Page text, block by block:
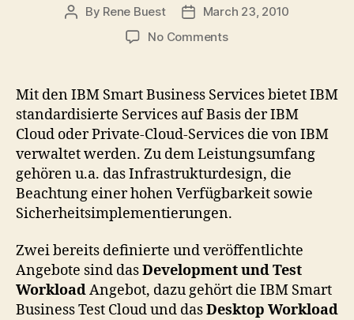
Post
By Rene Buest
PostMarch 23, 2010
No Commentson
Business
Services
Mit den IBM Smart Business Services bietet IBM
standardisierte Services auf Basis der IBM
Cloud oder Private-Cloud-Services die von IBM
verwaltet werden. Zu dem Leistungsumfang
gehören u.a. das Infrastrukturdesign, die
Beachtung einer hohen Verfügbarkeit sowie
Sicherheitsimplementierungen.
Zwei bereits definierte und veröffentlichte
Angebote sind dasDevelopment und Test
WorkloadAngebot, dazu gehört die IBM Smart
Business Test Cloud und dasDesktop Workload